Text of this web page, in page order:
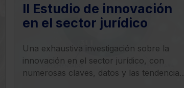
II Estudio de innovación
en el sector jurídico
Una exhaustiva investigación sobre la
innovación en el sector jurídico, con
numerosas claves, datos y las tendencias